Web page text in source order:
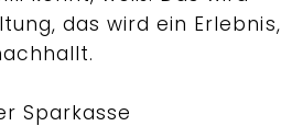
das wird ein Erlebnis,
Sparkasse